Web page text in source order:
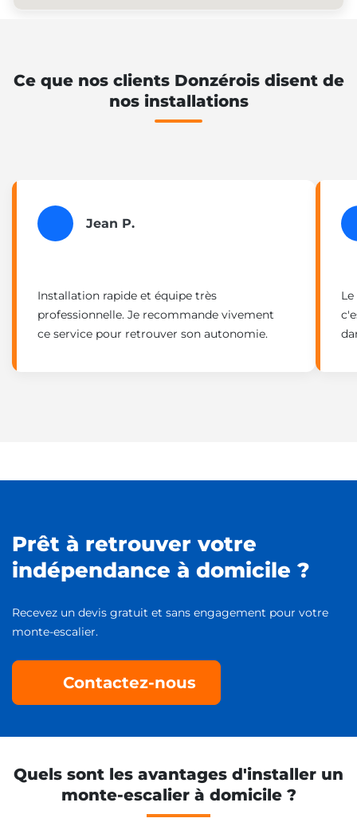
Ce que nos clients Donzérois disent de
nos installations
Jean P.
Installation rapide et équipe très
professionnelle. Je recommande vivement
ce service pour retrouver son autonomie.
Prêt à retrouver votre
indépendance à domicile ?
Recevez un devis gratuit et sans engagement pour votre
monte-escalier.
Contactez-nous
Quels sont les avantages d'installer un
monte-escalier à domicile ?